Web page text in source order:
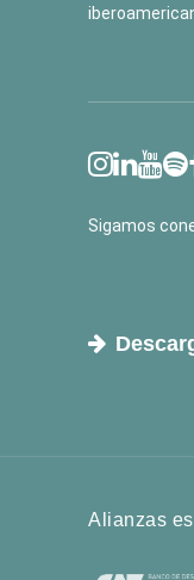
Sigamos
Alianzas